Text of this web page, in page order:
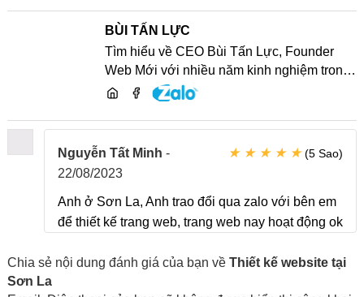
BÙI TẤN LỰC
Tìm hiểu về CEO Bùi Tấn Lực, Founder
Web Mới với nhiều năm kinh nghiệm trong
lĩnh vực phát triển website, SEO và chia sẻ
Nguyễn Tất Minh -
22/08/2023
★ ★ ★ ★ ★(5 Sao)
Anh ở Sơn La, Anh trao đổi qua zalo với bên em
để thiết kế trang web, trang web nay hoạt động ok
Chia sẻ nội dung đánh giá của bạn về Thiết kế website tại
Sơn La